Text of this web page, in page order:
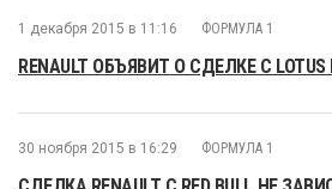
1 декабря 2015 в 11:16 ФОРМУЛА 1
RENAULT ОБЪЯВИТ О СДЕЛКЕ С
30 ноября 2015 в 16:29 ФОРМУЛА 1